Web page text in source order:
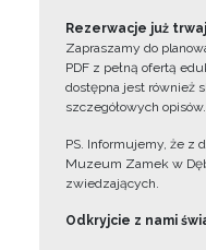
Rezerwacje już
Zapraszamy do
PDF z pełną ofertą
dostępna jest również
szczegółowych opisów.
PS. Informujemy, że z
Muzeum Zamek w
zwiedzających.
Odkryjcie z nami